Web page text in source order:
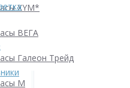
XYM*
ВЕГА
Галеон Трейд
М